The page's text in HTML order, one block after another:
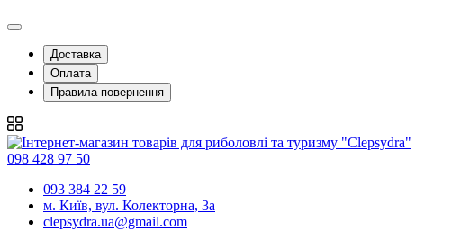
Доставка
Оплата
Правила повернення
098 428 97 50
093 384 22 59
м. Київ, вул. Колекторна, 3а
clepsydra.ua@gmail.com